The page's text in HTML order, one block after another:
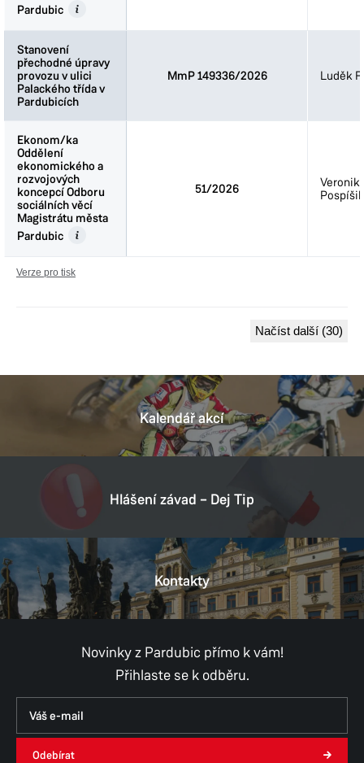
Pardubic
Stanovení
přechodné úpravy
provozu v ulici
Palackého třída v
Pardubicích
MmP 149336/2026 Luděk
Ekonom/ka
Oddělení
ekonomického a
rozvojových
koncepcí Odboru
sociálních věcí
Magistrátu města
Pardubic
51/2026
Pardubic
Stanovení
přechodné úpravy
provozu v ulici
Palackého třída v
Pardubicích
Ekonom/ka
Oddělení
ekonomického a
rozvojových
koncepcí Odboru
sociálních věcí
Magistrátu města
Pardubic
Verze pro tisk
Načíst další (30)
Kalendář akcí
Hlášení závad – Dej Tip
Kontakty
Novinky z Pardubic přímo k vám!
Přihlaste se k odběru.
Odebírat